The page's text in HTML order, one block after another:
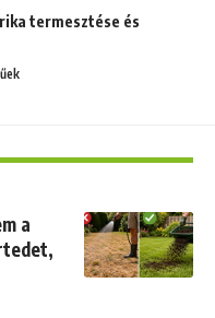
termesztése és
a